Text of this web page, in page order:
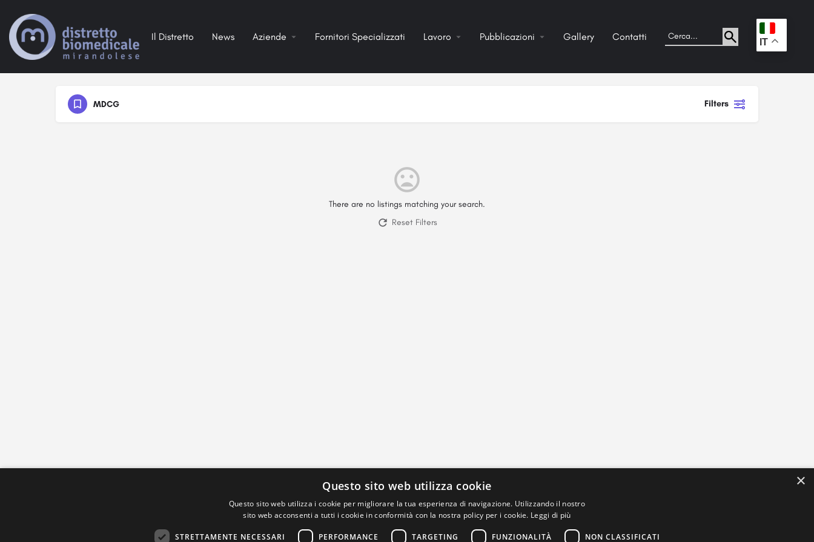
Il Distretto News Aziende Fornitori Specializzati Lavoro Pubblicazioni Gallery Contatti . IT
MDCG Filters
There are no listings matching your search.
Reset Filters
×
Questo sito web utilizza cookie
Questo sito web utilizza i cookie per migliorare la tua esperienza di navigazione. Utilizzando il nostro
sito web acconsenti a tutti i cookie in conformità con la nostra policy per i cookie. Leggi di più
STRETTAMENTE NECESSARI PERFORMANCE TARGETING FUNZIONALITÀ NON CLASSIFICATI